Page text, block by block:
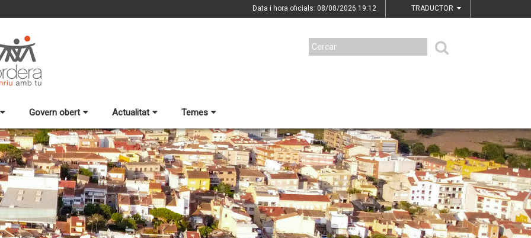
Data i hora oficials: 08/08/2026 19:12 TRADUCTOR
Govern obert Actualitat Temes